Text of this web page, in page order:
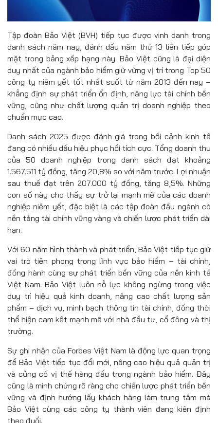
Tập đoàn Bảo Việt (BVH) tiếp tục được vinh danh trong
danh sách năm nay, đánh dấu năm thứ 13 liên tiếp góp
mặt trong bảng xếp hạng này. Bảo Việt cũng là đại diện
duy nhất của ngành bảo hiểm giữ vững vị trí trong Top 50
công ty niêm yết tốt nhất suốt từ năm 2013 đến nay –
khẳng định sự phát triển ổn định, năng lực tài chính bền
vững, cũng như chất lượng quản trị doanh nghiệp theo
chuẩn mực cao.
Danh sách 2025 được đánh giá trong bối cảnh kinh tế
đang có nhiều dấu hiệu phục hồi tích cực. Tổng doanh thu
của 50 doanh nghiệp trong danh sách đạt khoảng
1.567.511 tỷ đồng, tăng 20,8% so với năm trước. Lợi nhuận
sau thuế đạt trên 207.000 tỷ đồng, tăng 8,5%. Những
con số này cho thấy sự trở lại mạnh mẽ của các doanh
nghiệp niêm yết, đặc biệt là các tập đoàn đầu ngành có
nền tảng tài chính vững vàng và chiến lược phát triển dài
hạn.
Với 60 năm hình thành và phát triển, Bảo Việt tiếp tục giữ
vai trò tiên phong trong lĩnh vực bảo hiểm – tài chính,
đồng hành cùng sự phát triển bền vững của nền kinh tế
Việt Nam. Bảo Việt luôn nỗ lực không ngừng trong việc
duy trì hiệu quả kinh doanh, nâng cao chất lượng sản
phẩm – dịch vụ, minh bạch thông tin tài chính, đồng thời
thể hiện cam kết mạnh mẽ với nhà đầu tư, cổ đông và thị
trường.
Sự ghi nhận của Forbes Việt Nam là động lực quan trọng
để Bảo Việt tiếp tục đổi mới, nâng cao hiệu quả quản trị
và củng cố vị thế hàng đầu trong ngành bảo hiểm. Đây
cũng là minh chứng rõ ràng cho chiến lược phát triển bền
vững và định hướng lấy khách hàng làm trung tâm mà
Bảo Việt cùng các công ty thành viên đang kiên định
theo đuổi.